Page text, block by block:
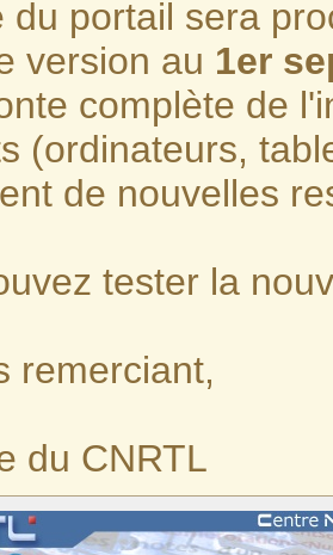
du portail sera
version au 1er
complète de
(ordinateurs,
de nouvelles
tester la
remerciant,
du CNRTL